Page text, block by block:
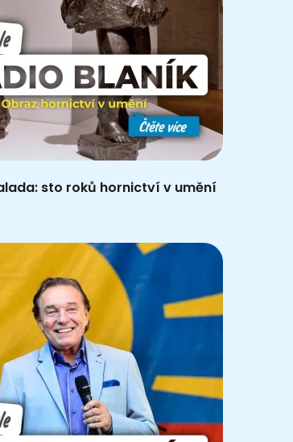
sto roků hornictví v umění